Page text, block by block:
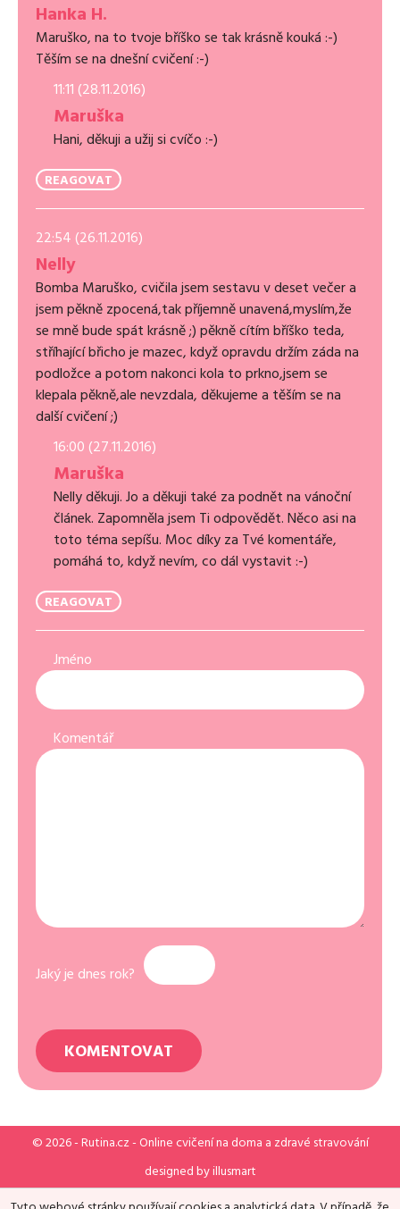
Hanka H.
Maruško, na to tvoje bříško se tak krásně kouká :-)
Těším se na dnešní cvičení :-)
11:11 (28.11.2016)
Maruška
Hani, děkuji a užij si cvíčo :-)
REAGOVAT
22:54 (26.11.2016)
Nelly
Bomba Maruško, cvičila jsem sestavu v deset večer a
jsem pěkně zpocená,tak příjemně unavená,myslím,že
se mně bude spát krásně ;) pěkně cítím bříško teda,
stříhající břicho je mazec, když opravdu držím záda na
podložce a potom nakonci kola to prkno,jsem se
klepala pěkně,ale nevzdala, děkujeme a těším se na
další cvičení ;)
16:00 (27.11.2016)
Maruška
Nelly děkuji. Jo a děkuji také za podnět na vánoční
článek. Zapomněla jsem Ti odpovědět. Něco asi na
toto téma sepíšu. Moc díky za Tvé komentáře,
pomáhá to, když nevím, co dál vystavit :-)
REAGOVAT
Jméno
Komentář
Jaký je dnes rok?
© 2026 - Rutina.cz- Online cvičení na doma a zdravé stravování
designed byillusmart